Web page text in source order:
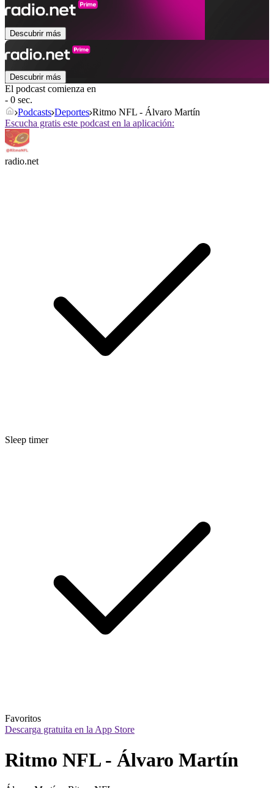
Descubrir más
Descubrir más
El podcast comienza en
- 0 sec.
Podcasts Deportes Ritmo NFL - Álvaro Martín
Escucha gratis este podcast en la aplicación:
radio.net
Sleep timer
Favoritos
Descarga gratuita en la App Store
Ritmo NFL - Álvaro Martín